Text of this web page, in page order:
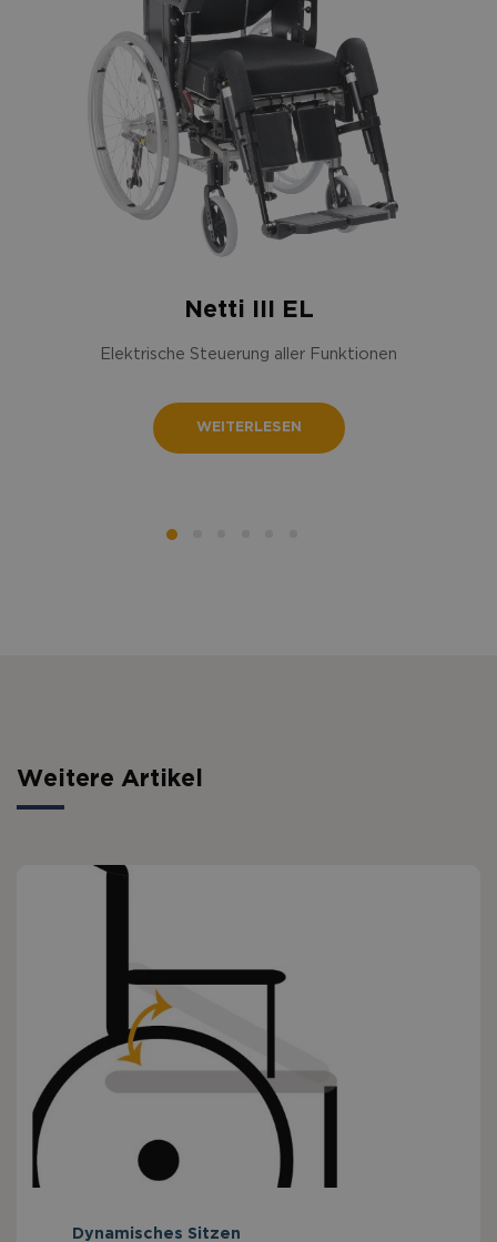
Netti III EL
Elektrische Steuerung aller Funktionen
WEITERLESEN
Weitere Artikel
Dynamisches Sitzen